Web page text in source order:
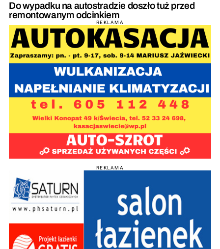
Do wypadku na autostradzie doszło tuż przed
remontowanym odcinkiem
REKLAMA
REKLAMA